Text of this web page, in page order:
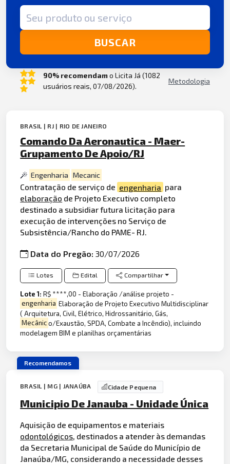
Termo de busca
BUSCAR
90% recomendamo Licita Já (1082
usuários reais, 07/08/2026).
Metodologia
BRASIL | RJ | RIO DE JANEIRO
Comando Da Aeronautica - Maer-
Grupamento De Apoio/RJ
Engenharia Mecanic
Contratação de serviço de engenharia para
elaboração de Projeto Executivo completo
destinado a subsidiar futura licitação para
execução de intervenções no Serviço de
Subsistência/Rancho do PAME- RJ.
Data do Pregão:30/07/2026
Lotes Edital Compartilhar
Lote 1:R$ ****,00 - Elaboração /análise projeto -
engenharia Elaboração de Projeto Executivo Multidisciplinar
( Arquitetura, Civil, Elétrico, Hidrossanitário, Gás,
Mecânico/Exaustão, SPDA, Combate a Incêndio), incluindo
modelagem BIM e planilhas orçamentárias
Recomendamos
BRASIL | MG | JANAÚBA Cidade Pequena
Municipio De Janauba - Unidade Única
Aquisição de equipamentos e materiais
odontológicos , destinados a atender às demandas
da Secretaria Municipal de Saúde do Município de
Janaúba/MG, considerando a necessidade desses